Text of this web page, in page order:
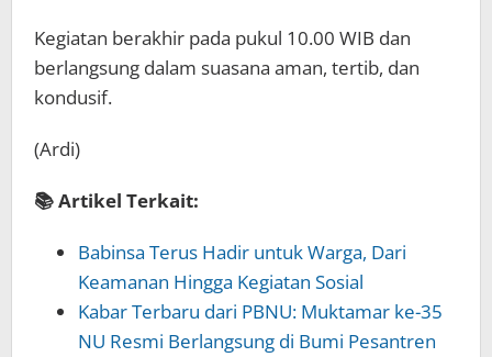
Kegiatan berakhir pada pukul 10.00 WIB dan
berlangsung dalam suasana aman, tertib, dan
kondusif.
(Ardi)
📚 Artikel Terkait:
Babinsa Terus Hadir untuk Warga, Dari
Keamanan Hingga Kegiatan Sosial
Kabar Terbaru dari PBNU: Muktamar ke-35
NU Resmi Berlangsung di Bumi Pesantren